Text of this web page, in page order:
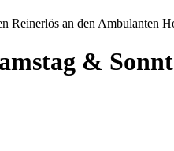
Reinerlös an den
&